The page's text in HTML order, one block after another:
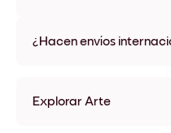
¿Hacen envíos
Explorar Arte